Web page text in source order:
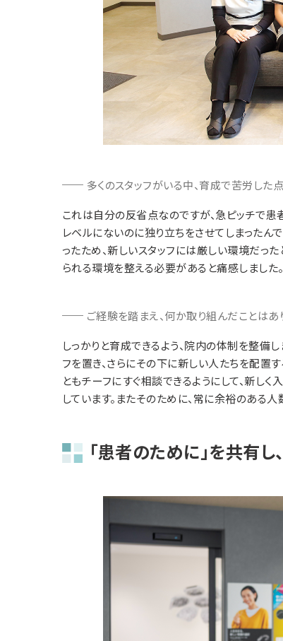
多くのスタッフがいる中、育成で苦労した
これは自分の反省点なのですが、急ピッチで患
レベルにないのに独り立ちをさせてしまったん
ったため、新しいスタッフには厳しい環境だっ
られる環境を整える必要があると痛感しました。
ご経験を踏まえ、何か取り組んだことはあ
しっかりと育成できるよう、院内の体制を整備
フを置き、さらにその下に新しい人たちを配置
ともチーフにすぐ相談できるようにして、新し
しています。またそのために、常に余裕のある
「患者のために」を共有